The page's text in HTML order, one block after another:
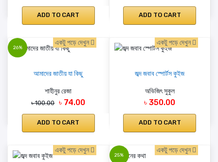
ADD TO CART ADD TO CART
26%
একটু পড়ে দেখুন
আমাদের জাতীয় যা কিছু
শাহীনুর রেজা
৳ 100.00 ৳ 74.00
ADD TO CART
একটু পড়ে দেখুন
জব্দ জবাব স্পোর্টস কুইজ
অভিজিৎ সুকুল
৳ 350.00
ADD TO CART
একটু পড়ে দেখুন
25%
একটু পড়ে দেখুন